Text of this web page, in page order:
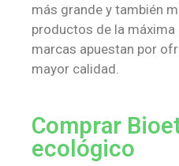
más grande y también
productos de la máxima
marcas apuestan por
mayor calidad.
Comprar
ecológico